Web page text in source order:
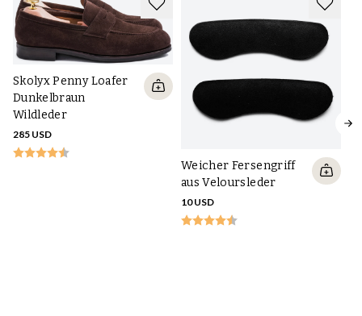
Skolyx Penny Loafer
Dunkelbraun
Wildleder
285 USD
Weicher Fersengriff
aus Veloursleder
10 USD